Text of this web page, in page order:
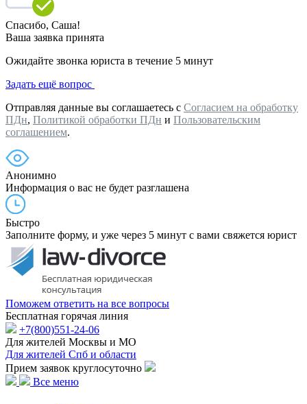
Спасибо, Саша!
Ваша заявка принята
Ожидайте звонка юриста в течение 5 минут
Задать ещё вопрос
Отправляя данные вы соглашаетесь с Согласием на обработку
ПДн, Политикой обработки ПДн и Пользовательским
соглашением.
Анонимно
Информация о вас не будет разглашена
Быстро
Заполните форму, и уже через 5 минут с вами свяжется юрист
Поможем ответить на все вопросы
Бесплатная горячая линия
+7(800)551-24-06
Для жителей Москвы и МО
Для жителей Спб и области
Прием заявок круглосуточно
Все меню